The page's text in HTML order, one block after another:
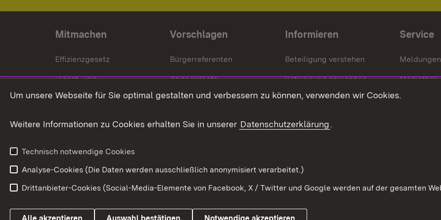
Mitmachen
Effizienzgesetz
Dienst- und
Versorgungsbezüge
Weitere
Vorschlagen
Bürgerreferenten
Abgeordnete
Bürgerbeauftragte
Informieren
Beteiligung verstehen
Beteiligung anwenden
Beteiligung stärken
Service
Meldungen
Mediathek
Link zum Landesportal
Impressum Kontakt
Um unsere Webseite für Sie optimal gestalten und verbessern zu können, verwenden wir Cookies.
Weitere Informationen zu Cookies erhalten Sie in unserer Datenschutzerklärung.
Technisch notwendige Cookies
Analyse-Cookies (Die Daten werden ausschließlich anonymisiert verarbeitet.)
Drittanbieter-Cookies (Social-Media-Elemente von Facebook, X / Twitter und Google werden auf der gesamten